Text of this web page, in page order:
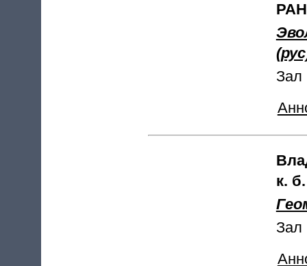
РАН
Зал
к.
Зал